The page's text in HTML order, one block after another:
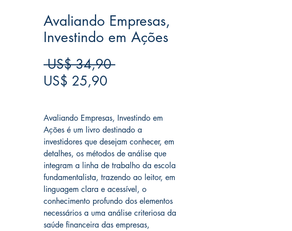
Avaliando Empresas,
Investindo em Ações
US$ 34,90 Preço
US$ 25,90
Avaliando Empresas, Investindo em
Ações é um livro destinado a
investidores que desejam conhecer, em
detalhes, os métodos de análise que
integram a linha de trabalho da escola
fundamentalista, trazendo ao leitor, em
linguagem clara e acessível, o
conhecimento profundo dos elementos
necessários a uma análise criteriosa da
saúde financeira das empresas,